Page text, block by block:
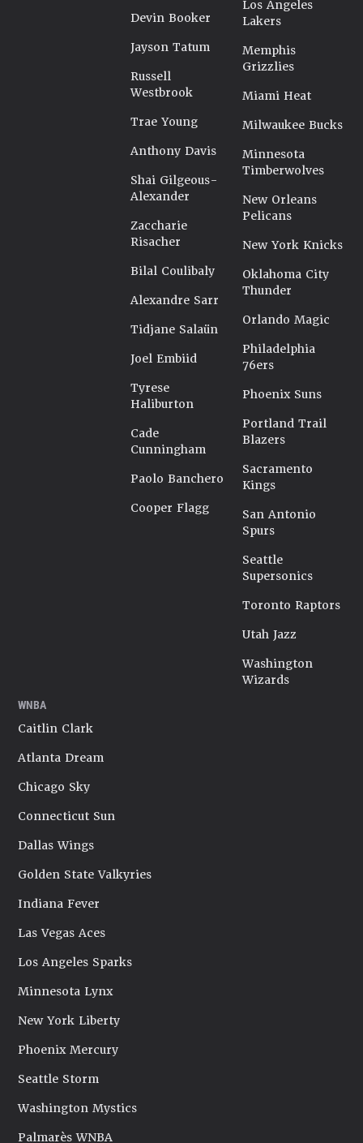
Devin Booker
Jayson Tatum
Russell
Westbrook
Trae Young
Anthony Davis
Shai Gilgeous-
Alexander
Zaccharie
Risacher
Bilal Coulibaly
Alexandre Sarr
Tidjane Salaün
Joel Embiid
Tyrese
Haliburton
Cade
Cunningham
Paolo Banchero
Cooper Flagg
Los Angeles
Lakers
Memphis
Grizzlies
Miami Heat
Milwaukee Bucks
Minnesota
Timberwolves
New Orleans
Pelicans
New York Knicks
Oklahoma City
Thunder
Orlando Magic
Philadelphia
76ers
Phoenix Suns
Portland Trail
Blazers
Sacramento
Kings
San Antonio
Spurs
Seattle
Supersonics
Toronto Raptors
Utah Jazz
Washington
Wizards
WNBA
Caitlin Clark
Atlanta Dream
Chicago Sky
Connecticut Sun
Dallas Wings
Golden State Valkyries
Indiana Fever
Las Vegas Aces
Los Angeles Sparks
Minnesota Lynx
New York Liberty
Phoenix Mercury
Seattle Storm
Washington Mystics
Palmarès WNBA